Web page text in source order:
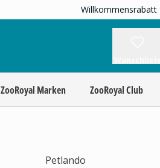
Willkommensrabatt
ZooRoyal Marken ZooRoyal Club
Petlando